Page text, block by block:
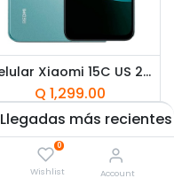
Llegadas más recientes
0
Wishlist Account
Celular Xiaomi 15C US 256GB 8GB RAM Dual SIM Verde Menta
Q 1,299.00